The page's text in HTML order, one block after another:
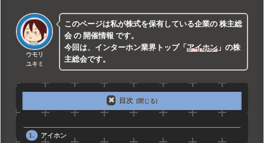
ウモリ
ユキミ
このページは私が株式を保有している企業の株主総
会 の 開催情報 です。
今回は、インターホン業界トップ「アイホン 」の株
主総会です。
目次
アイホン